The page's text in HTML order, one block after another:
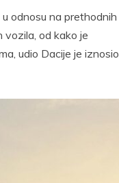
odnosu na prethodnih
vozila, od kako je
udio Dacije je iznosio